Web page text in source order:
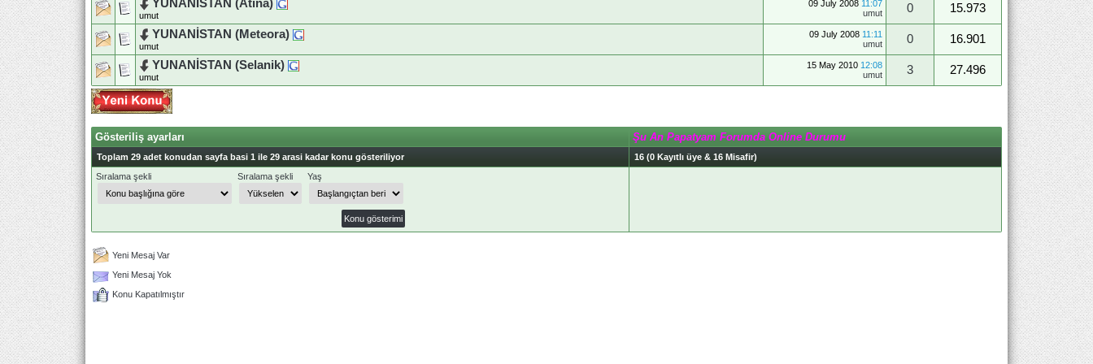
YUNANİSTAN (Atina)
umut
09 July 2008 11:07
umut
0
15.973
YUNANİSTAN (Meteora)
umut
09 July 2008 11:11
umut
0
16.901
YUNANİSTAN (Selanik)
umut
15 May 2010 12:08
umut
3 27.496
Gösteriliş ayarları Şu An Papatyam Forumda Online Durumu
Toplam 29 adet konudan sayfa basi 1 ile 29 arasi kadar konu gösteriliyor
16 (0 Kayıtlı üye & 16 Misafir)
Sıralama şekli
Sıralama şekli Yaş
Yeni Mesaj Var
Yeni Mesaj Yok
Konu Kapatılmıştır